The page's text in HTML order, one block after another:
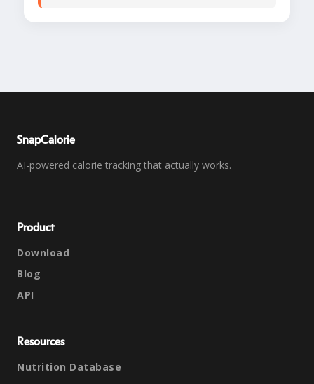
SnapCalorie
AI-powered calorie tracking that actually works.
Product
Download
Blog
API
Resources
Nutrition Database